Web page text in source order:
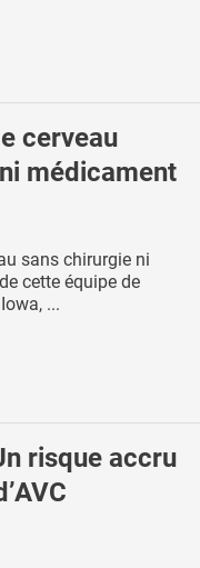
cerveau
médicament
sans chirurgie ni
cette équipe de
...
risque accru